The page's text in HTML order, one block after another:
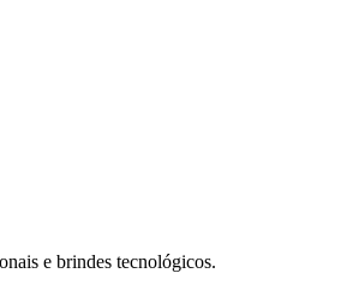
e brindes tecnológicos.